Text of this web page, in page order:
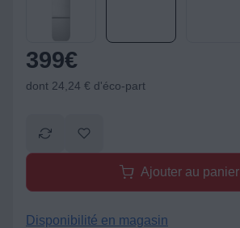
399€
dont 24,24 € d'éco-part
Ajouter au panier
Disponibilité en magasin